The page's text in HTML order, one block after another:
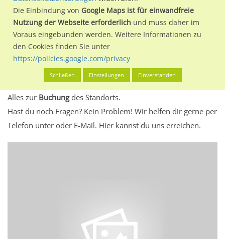
aktuelleStandortinformationenundLeistungswerte. Damit
kannst du dich schon vor der Buchung im Detail über den
Standort, seine Reichweite und Werbewirkung sowie
eventuelle Beschränkungen in den zugelassenen
Werbeinhalten informieren.
Alles klar? Dann findest du direkt im unteren Teil dieser Seite
Alles zur Buchungdes Standorts.
Hast du noch Fragen? Kein Problem! Wir helfen dir gerne per
Telefon unter oder E-Mail. Hier kannst du uns erreichen.
Die Einbindung von Google Maps ist für einwandfreie
Nutzung der Webseite erforderlich und muss daher im
Voraus eingebunden werden. Weitere Informationen zu
den Cookies finden Sie unter
https://policies.google.com/privacy
Schließen Einstellungen Einverstanden